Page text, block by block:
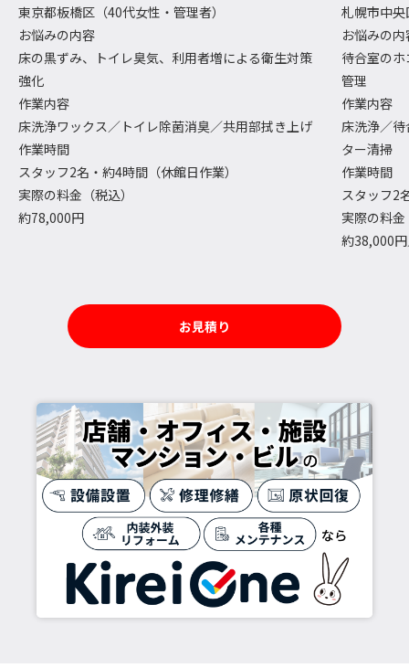
東京都板橋区（40代女性・管理者）
お悩みの内容
床の黒ずみ、トイレ臭気、利用者増による衛生対策
強化
作業内容
床洗浄ワックス／トイレ除菌消臭／共用部拭き上げ
作業時間
スタッフ2名・約4時間（休館日作業）
実際の料金（税込）
約78,000円
札幌市中
お悩みの内
待合室の
管理
作業内容
床洗浄／
ター清掃
作業時間
スタッフ2
実際の料
約38,000
お見積り